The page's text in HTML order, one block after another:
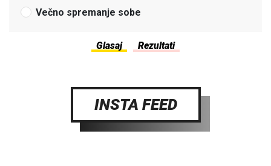
Večno spremanje sobe
INSTA FEED